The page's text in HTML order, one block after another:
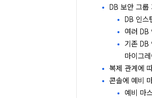
DB 보안 그룹
DB 인스
여러 DB
기존 DB
마이그
복제 관계에
콘솔에 예비
예비 마